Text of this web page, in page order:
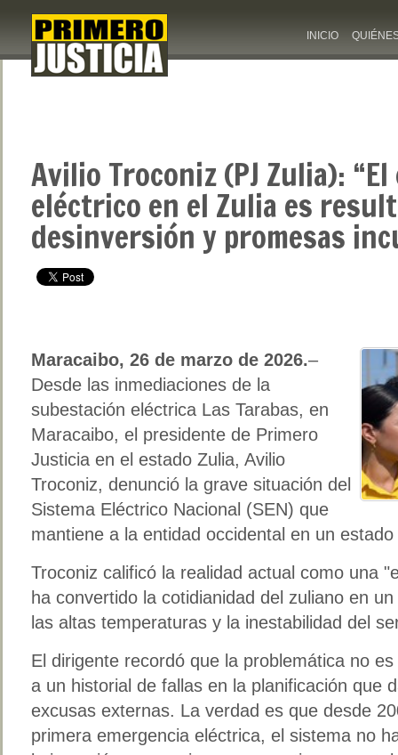
INICIO
Avilio Troconiz (PJ Zulia):
eléctrico en el Zulia es
desinversión y promesas
Maracaibo, 26 de marzo de 2026.–
Desde las inmediaciones de la
subestación eléctrica Las Tarabas, en
Maracaibo, el presidente de Primero
Justicia en el estado Zulia, Avilio
Troconiz, denunció la grave situación del
Sistema Eléctrico Nacional (SEN) que
mantiene a la entidad occidental en un
Troconiz calificó la realidad actual como una
ha convertido la cotidianidad del zuliano en
las altas temperaturas y la inestabilidad del
El dirigente recordó que la problemática no
a un historial de fallas en la planificación que
excusas externas. La verdad es que desde
primera emergencia eléctrica, el sistema no